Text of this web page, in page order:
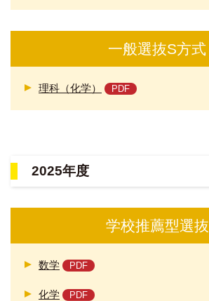
一般選抜S方式
理科（化学）
2025年度
学校推薦型選抜
数学
化学